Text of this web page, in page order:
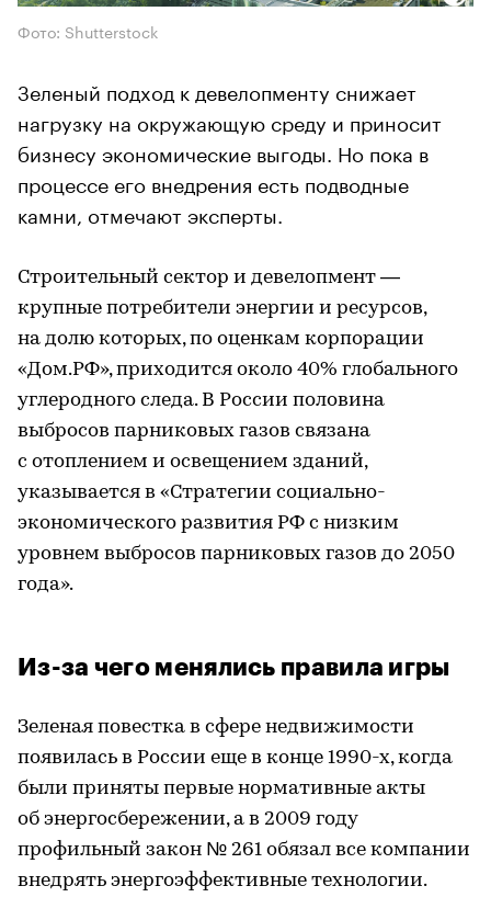
Фото: Shutterstock
Зеленый подход к девелопменту снижает
нагрузку на окружающую среду и приносит
бизнесу экономические выгоды. Но пока в
процессе его внедрения есть подводные
камни, отмечают эксперты.
Строительный сектор и девелопмент —
крупные потребители энергии и ресурсов,
на долю которых, по оценкам корпорации
«Дом.РФ», приходится около 40% глобального
углеродного следа. В России половина
выбросов парниковых газов связана
с отоплением и освещением зданий,
указывается в «Стратегии социально-
экономического развития РФ с низким
уровнем выбросов парниковых газов до 2050
года».
Из-за чего менялись правила игры
Зеленая повестка в сфере недвижимости
появилась в России еще в конце 1990-х, когда
были приняты первые нормативные акты
об энергосбережении, а в 2009 году
профильный закон № 261 обязал все компании
внедрять энергоэффективные технологии.